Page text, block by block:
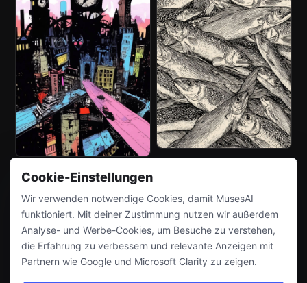
Cookie-Einstellungen
Wir verwenden notwendige Cookies, damit MusesAI
funktioniert. Mit deiner Zustimmung nutzen wir außerdem
Analyse- und Werbe-Cookies, um Besuche zu verstehen,
die Erfahrung zu verbessern und relevante Anzeigen mit
Partnern wie Google und Microsoft Clarity zu zeigen.